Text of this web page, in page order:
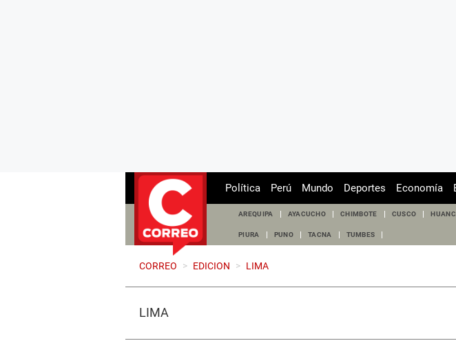
Política Perú Mundo Deportes Economía
AREQUIPA AYACUCHO CHIMBOTE CUSCO
PIURA PUNO TACNA TUMBES
CORREO > EDICION > LIMA
LIMA